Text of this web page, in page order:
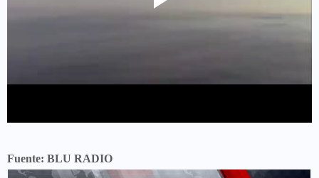
Fuente: BLU RADIO